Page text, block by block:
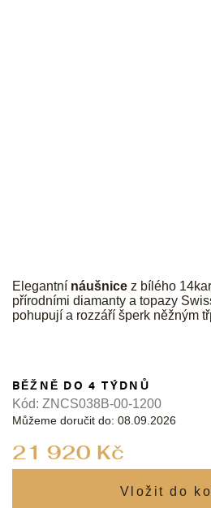
Elegantní náušnice z bílého
přírodními diamanty a topazy
pohupují a rozzáří šperk něžným
21 920 Kč
BĚŽNĚ DO 4 TÝDNŮ
Můžeme doručit do: 08.09.2026
Kód: ZNCS038B-00-1200